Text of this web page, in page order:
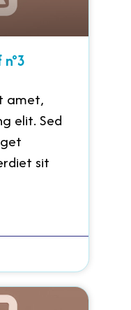
amet,
elit. Sed
sit